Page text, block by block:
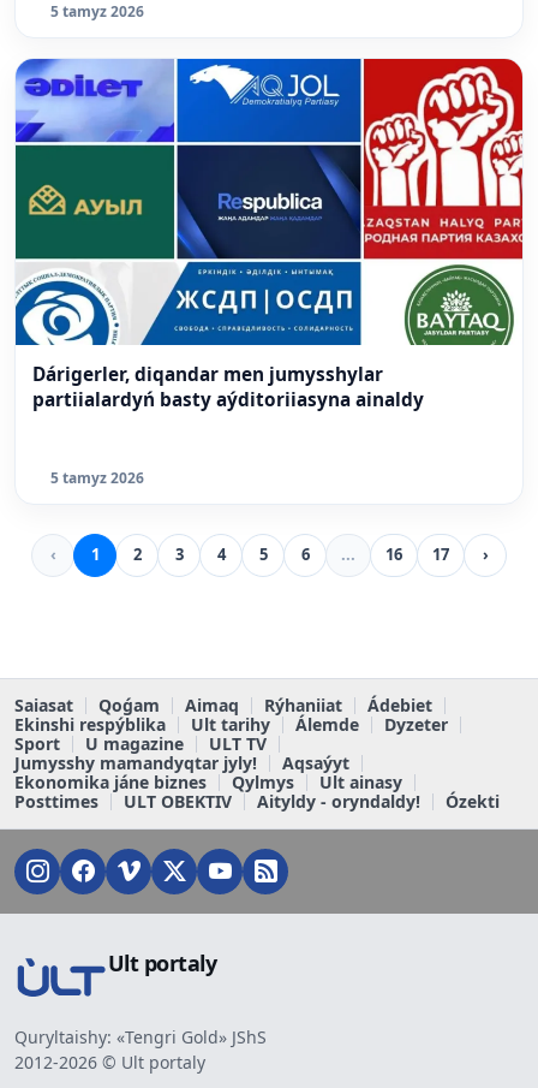
5 tamyz 2026
Dárigerler, diqandar men jumysshylar
partiialardyń basty aýditoriiasyna ainaldy
5 tamyz 2026
‹ 1 2 3 4 5 6 ... 16 17 ›
Saiasat Qoǵam Aimaq Rýhaniiat
Ádebiet
Ekinshi respýblika
Ult tarihy Álemde
Dyzeter
Sport
U magazine
ULT TV
Jumysshy mamandyqtar jyly!
Aqsaýyt
Ekonomika jáne biznes
Qylmys
Ult ainasy
Posttimes
ULT OBEKTIV Aityldy - oryndaldy! Ózekti
Ult portaly
Quryltaishy: «Tengri Gold» JShS
2012-2026 © Ult portaly